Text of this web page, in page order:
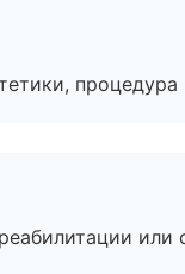
процедура